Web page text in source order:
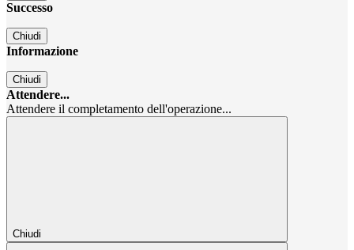
Successo
Chiudi
Informazione
Chiudi
Attendere...
Attendere il completamento dell'operazione...
Chiudi